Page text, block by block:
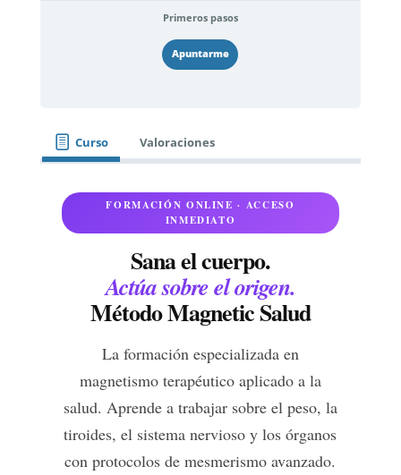
Primeros pasos
Apuntarme
Curso Valoraciones
FORMACIÓN ONLINE · ACCESO
INMEDIATO
Sana el cuerpo.
Actúa sobre el origen.
Método Magnetic Salud
La formación especializada en
magnetismo terapéutico aplicado a la
salud. Aprende a trabajar sobre el peso, la
tiroides, el sistema nervioso y los órganos
con protocolos de mesmerismo avanzado.